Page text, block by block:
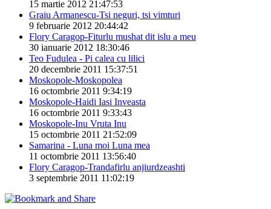
15 martie 2012 21:47:53
Graiu Armanescu-Tsi neguri, tsi vimturi
9 februarie 2012 20:44:42
Flory Caragop-Fiturlu mushat dit islu a meu
30 ianuarie 2012 18:30:46
Teo Fudulea - Pi calea cu lilici
20 decembrie 2011 15:37:51
Moskopole-Moskopolea
16 octombrie 2011 9:34:19
Moskopole-Haidi Iasi Inveasta
16 octombrie 2011 9:33:43
Moskopole-Inu Vruta Inu
15 octombrie 2011 21:52:09
Samarina - Luna moi Luna mea
11 octombrie 2011 13:56:40
Flory Caragop-Trandafirlu anjiurdzeashti
3 septembrie 2011 11:02:19